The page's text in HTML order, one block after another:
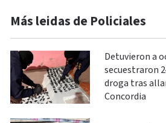
Más leidas de Policiales
Detuvieron a
secuestraron
droga tras
Concordia